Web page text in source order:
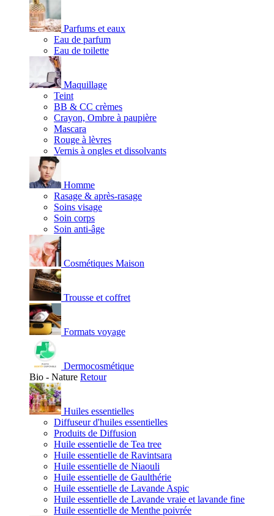
Parfums et eaux
Eau de parfum
Eau de toilette
Maquillage
Teint
BB & CC crèmes
Crayon, Ombre à paupière
Mascara
Rouge à lèvres
Vernis à ongles et dissolvants
Homme
Rasage & après-rasage
Soins visage
Soin corps
Soin anti-âge
Cosmétiques Maison
Trousse et coffret
Formats voyage
Dermocosmétique
Bio - Nature Retour
Huiles essentielles
Diffuseur d'huiles essentielles
Produits de Diffusion
Huile essentielle de Tea tree
Huile essentielle de Ravintsara
Huile essentielle de Niaouli
Huile essentielle de Gaulthérie
Huile essentielle de Lavande Aspic
Huile essentielle de Lavande vraie et lavande fine
Huile essentielle de Menthe poivrée